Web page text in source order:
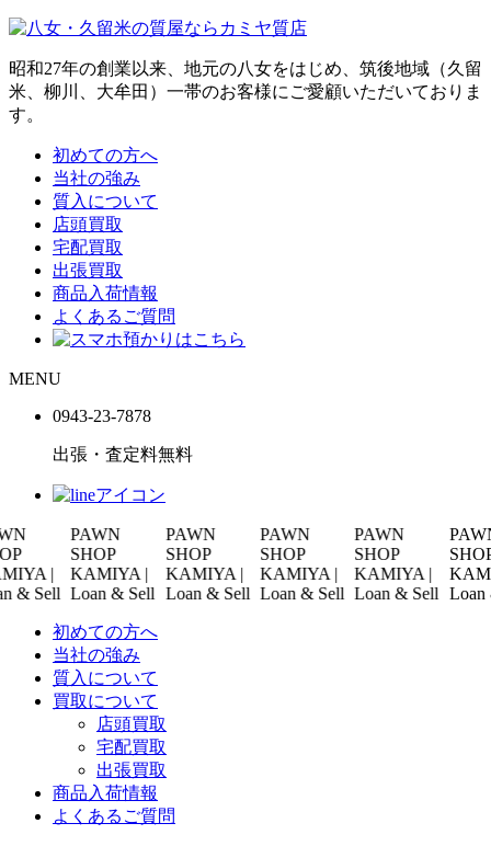
昭和27年の創業以来、地元の八女をはじめ、筑後地域（久留
米、柳川、大牟田）一帯のお客様にご愛顧いただいておりま
す。
初めての方へ
当社の強み
質入について
店頭買取
宅配買取
出張買取
商品入荷情報
よくあるご質問
MENU
0943-23-7878
出張・査定料無料
|
PAWN
SHOP
KAMIYA |
Loan & Sell
PAWN
SHOP
KAMIYA |
Loan & Sell
PAWN
SHOP
KAMIYA |
Loan & Sell
PAWN
SHOP
KAMIYA |
Loan & Sell
PAWN
SHOP
KAMIYA |
Loan &
初めての方へ
当社の強み
質入について
買取について
店頭買取
宅配買取
出張買取
商品入荷情報
よくあるご質問